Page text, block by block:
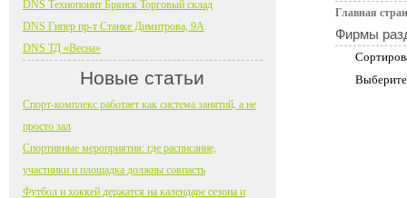
Главная
Фирмы
DNS Технопоинт Брянск Торговый склад
DNS Гипер пр-т Станке Димитрова, 9А
DNS ТД «Весна»
Новые статьи
Спорт-комплекс работает как система занятий, а не
просто зал
Спортивные мероприятия: где расписание,
участники и площадка должны совпасть
Футбол и хоккей держатся на календаре сезона и